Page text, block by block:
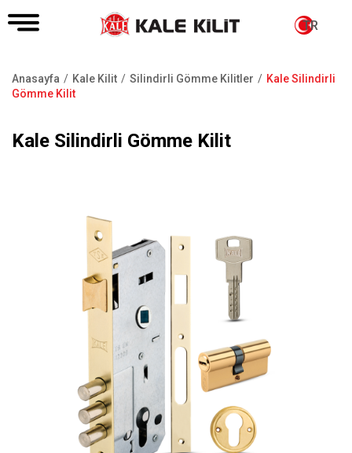
TR
Sayfa
Anasayfa Kale Kilit Silindirli Gömme Kilitler
Kale Silindirli
Gömme Kilit
Kale Silindirli Gömme Kilit